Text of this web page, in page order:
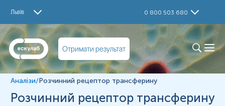
Львів 0 800 503 680
Отримати результат
Розчинний рецептор трансферину (Tina-quant)
Матеріал
сироватка крові
Зміст:
Аналізи/Розчинний рецептор трансферину
Розчинний рецептор трансферину